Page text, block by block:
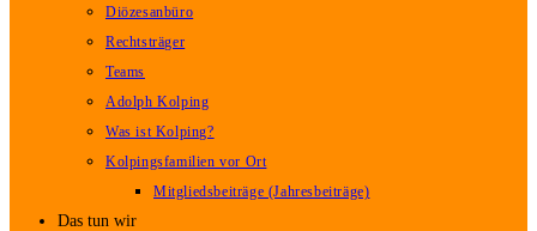
Diözesanbüro
Rechtsträger
Teams
Adolph Kolping
Was ist Kolping?
Kolpingsfamilien vor Ort
Mitgliedsbeiträge (Jahresbeiträge)
Das tun wir